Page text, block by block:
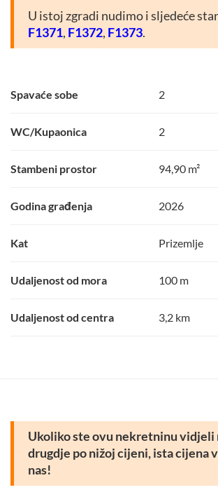
U istoj zgradi nudimo i sljedeće
F1371, F1372, F1373.
Spavaće sobe 2
WC/Kupaonica 2
Stambeni prostor 94,90 m²
Godina građenja 2026
Kat Prizemlje
Udaljenost od mora 100 m
Udaljenost od centra 3,2 km
Ukoliko ste ovu nekretninu vidjeli
drugdje po nižoj cijeni, ista cijena
nas!